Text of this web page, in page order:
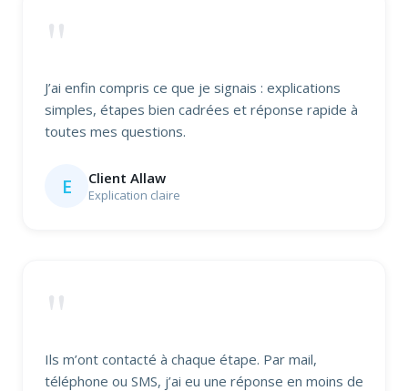
"
J’ai enfin compris ce que je signais : explications
simples, étapes bien cadrées et réponse rapide à
toutes mes questions.
E Client Allaw
Explication claire
"
Ils m’ont contacté à chaque étape. Par mail,
téléphone ou SMS, j’ai eu une réponse en moins de